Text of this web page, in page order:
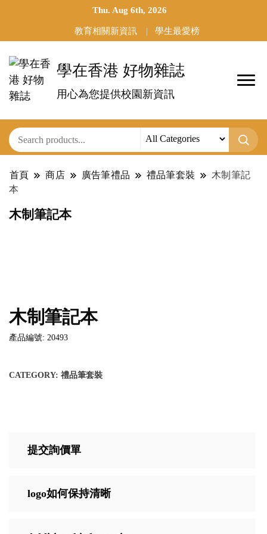
Thu. Aug 6th, 2026
教育相關新資訊 學生最愛榜
學在香港 好物雜誌
用心為您提供校園新資訊
首頁 商店 廣告筆禮品 禮品筆套裝
木制筆記
本
木制筆記本
木制筆記本
產品編號: 20493
CATEGORY: 禮品筆套裝
提交詢價單
logo如何保持清晰